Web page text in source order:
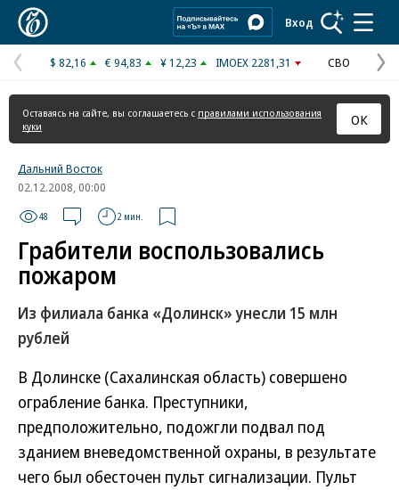
Вход
Предыдущая
страница
$ 82,16 € 94,83 ¥ 12,23 IMOEX 2281,31 СВО
Оставаясь на сайте, вы соглашаетесь с правилами использования
куки
ОК
Дальний Восток
02.12.2008, 00:00
48 2 мин.
Грабители воспользовались
пожаром
Из филиала банка «Долинск» унесли 15 млн
рублей
В Долинске (Сахалинская область) совершено
ограбление банка. Преступники,
предположительно, подожгли подвал под
зданием вневедомственной охраны, в результате
чего был обесточен пульт сигнализации. Пульт